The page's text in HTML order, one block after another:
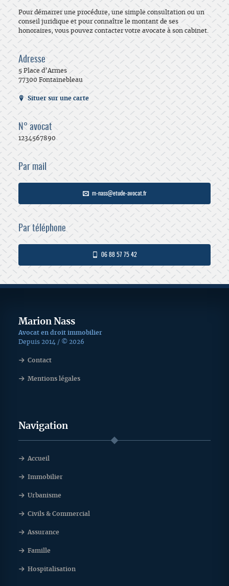
Pour démarrer une procédure, une simple consultation ou un
conseil juridique et pour connaître le montant de ses
honoraires, vous pouvez contacter votre avocate à son cabinet.
Adresse
5 Place d’Armes
77300 Fontainebleau
Situer sur une carte
N° avocat
1234567890
Par mail
m-nass@etude-avocat.fr
Par téléphone
06 88 57 75 42
Marion Nass
Avocat en droit immobilier
Depuis 2014 / © 2026
Contact
Mentions légales
Navigation
Accueil
Immobilier
Urbanisme
Civils & Commercial
Assurance
Famille
Hospitalisation